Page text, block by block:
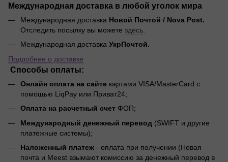
Международная доставка в любой уголок мира
Международная доставка Новой Почтой / Nova Post.
Отследить посылку вы можете здесь
Международная доставка УкрПочтой.
Подробнее о доставке
Способы оплаты:
Онлайн оплата на сайте картами VISA/MasterCard с
помощью LiqPay или Приват24;
Оплата на расчетный счет ФОП;
Международный денежный перевод (SWIFT и другие
платежные системы);
Наложенный платеж - оплата при получении (Новая
почта и Meest взымают комиссию за денежный перевод в